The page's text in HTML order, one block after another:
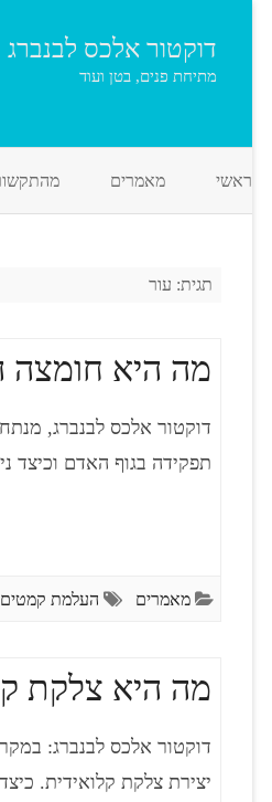
דוקטור אלכס לבנברג
מתיחת פנים, בטן ועוד
ראשי מאמרים
תגית: עור
מה היא חומצה
דוקטור אלכס לבנברג,
תפקידה בגוף האדם וכיצד
מאמרים העלמת קמטים
מה היא צלקת
דוקטור אלכס לבנברג:
יצירת צלקת קלואידית.